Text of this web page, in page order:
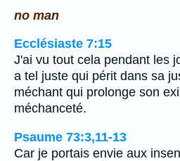
no man
Ecclésiaste 7:15
J'ai vu tout cela pendant les
a tel juste qui périt dans sa
méchant qui prolonge son
méchanceté.
Psaume 73:3,11-13
Car je portais envie aux